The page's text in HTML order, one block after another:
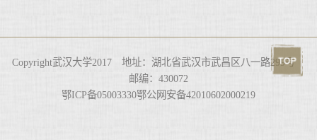
Copyright武汉大学2017 地址：湖北省武汉市武昌区八一路299号
邮编：430072
鄂ICP备05003330鄂公网安备42010602000219